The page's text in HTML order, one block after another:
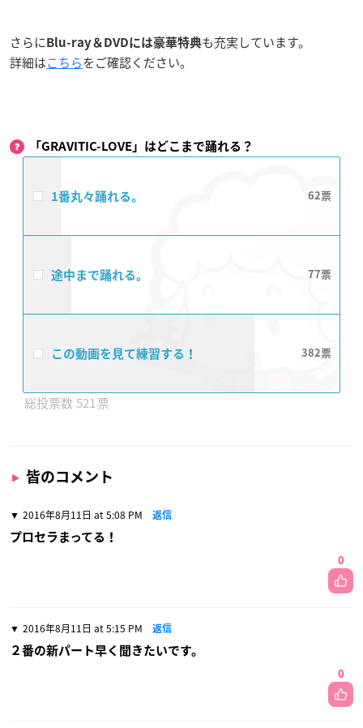
さらに Blu-ray＆DVDには豪華特典も充実しています。
詳細はこちらをご確認ください。
「GRAVITIC-LOVE」はどこまで踊れる？
1番丸々踊れる。 62
途中まで踊れる。 77
この動画を見て練習する！ 382
521
皆のコメント
2016年8月11日 at 5:08 PM 返信
プロセラまってる！
0
2016年8月11日 at 5:15 PM 返信
２番の新パート早く聞きたいです。
0